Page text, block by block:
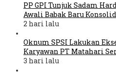
PP GPI Tunjuk Sadam
Awali Babak Baru
2 hari lalu
Oknum SPSI Lakukan
Karyawan PT Matahari
3 hari lalu